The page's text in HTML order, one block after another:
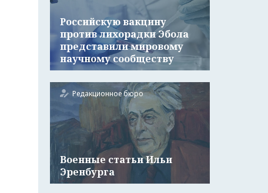
Российскую вакцину
против лихорадки Эбола
представили мировому
научному сообществу
Редакционное бюро
Военные статьи Ильи
Эренбурга